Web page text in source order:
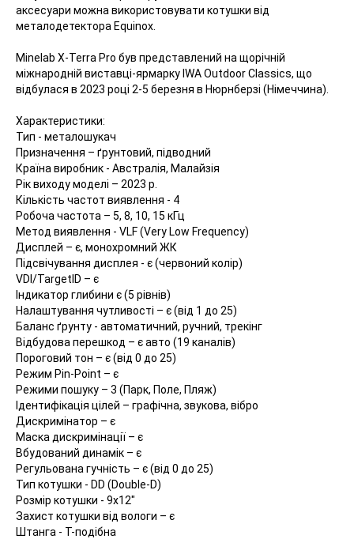
аксесуари можна використовувати котушки від
металодетектора Equinox.
Minelab X-Terra Pro був представлений на щорічній
міжнародній виставці-ярмарку IWA Outdoor Classics, що
відбулася в 2023 році 2-5 березня в Нюрнберзі (Німеччина).
Характеристики:
Тип - металошукач
Призначення – ґрунтовий, підводний
Країна виробник - Австралія, Малайзія
Рік виходу моделі – 2023 р.
Кількість частот виявлення - 4
Робоча частота – 5, 8, 10, 15 кГц
Метод виявлення - VLF (Very Low Frequency)
Дисплей – є, монохромний ЖК
Підсвічування дисплея - є (червоний колір)
VDI/TargetID – є
Індикатор глибини є (5 рівнів)
Налаштування чутливості – є (від 1 до 25)
Баланс ґрунту - автоматичний, ручний, трекінг
Відбудова перешкод – є авто (19 каналів)
Пороговий тон – є (від 0 до 25)
Режим Pin-Point – є
Режими пошуку – 3 (Парк, Поле, Пляж)
Ідентифікація цілей – графічна, звукова, вібро
Дискримінатор – є
Маска дискримінації – є
Вбудований динамік – є
Регульована гучність – є (від 0 до 25)
Тип котушки - DD (Double-D)
Розмір котушки - 9x12"
Захист котушки від вологи – є
Штанга - T-подібна